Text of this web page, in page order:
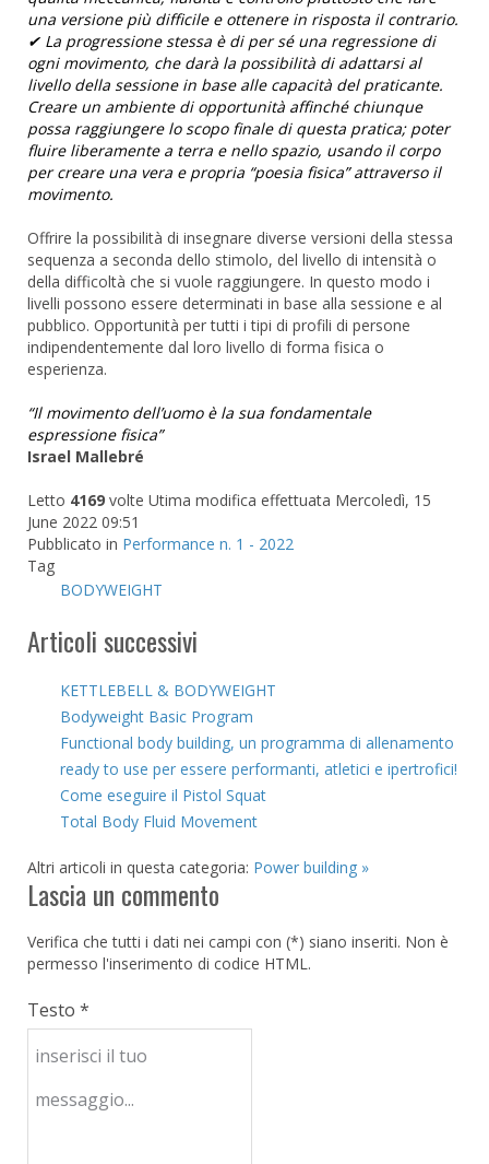
una versione più difficile e ottenere in risposta il contrario.
✔ La progressione stessa è di per sé una regressione di
ogni movimento, che darà la possibilità di adattarsi al
livello della sessione in base alle capacità del praticante.
Creare un ambiente di opportunità affinché chiunque
possa raggiungere lo scopo finale di questa pratica; poter
fluire liberamente a terra e nello spazio, usando il corpo
per creare una vera e propria “poesia fisica” attraverso il
movimento.
Offrire la possibilità di insegnare diverse versioni della stessa
sequenza a seconda dello stimolo, del livello di intensità o
della difficoltà che si vuole raggiungere. In questo modo i
livelli possono essere determinati in base alla sessione e al
pubblico. Opportunità per tutti i tipi di profili di persone
indipendentemente dal loro livello di forma fisica o
esperienza.
“Il movimento dell’uomo è la sua fondamentale
espressione fisica”
Israel Mallebré
Letto 4169 volte Utima modifica effettuata Mercoledì, 15
June 2022 09:51
Pubblicato in Performance n. 1 - 2022
Tag
BODYWEIGHT
Articoli successivi
KETTLEBELL & BODYWEIGHT
Bodyweight Basic Program
Functional body building, un programma di allenamento
ready to use per essere performanti, atletici e ipertrofici!
Come eseguire il Pistol Squat
Total Body Fluid Movement
Altri articoli in questa categoria: Power building »
Lascia un commento
Verifica che tutti i dati nei campi con (*) siano inseriti. Non è
permesso l'inserimento di codice HTML.
Testo *